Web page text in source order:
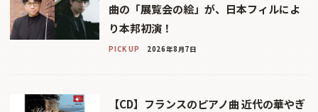
曲の「展覧会の絵」が、日本フィルによ
り本邦初演！
PICK UP 2026年8月7日
【CD】フランスのピアノ曲 近代の華やぎ